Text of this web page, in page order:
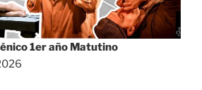
1er año Matutino